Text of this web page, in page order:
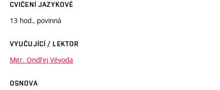
CVIČENÍ JAZYKOVÉ
13 hod., povinná
VYUČUJÍCÍ / LEKTOR
Mgr. Ondřej Vévoda
OSNOVA